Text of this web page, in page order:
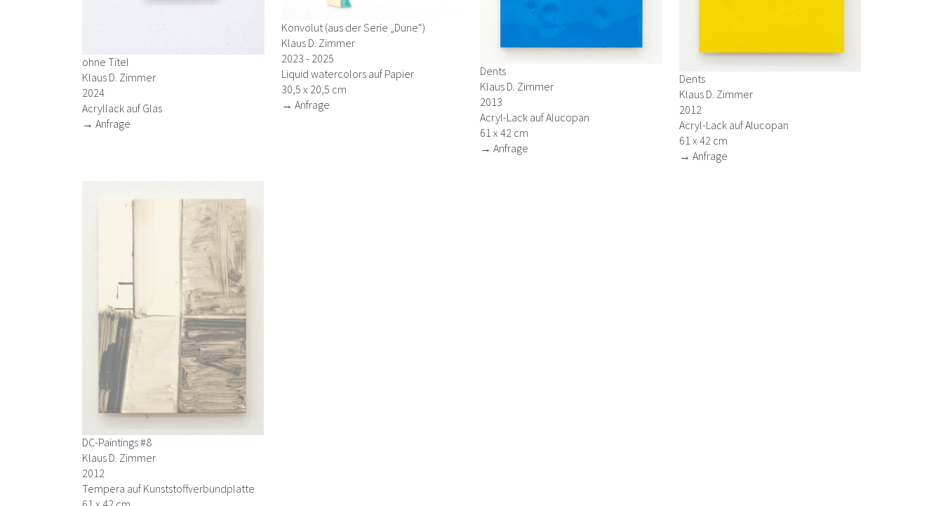
ohne Titel
Klaus D. Zimmer
2024
Acryllack auf Glas
→ Anfrage
Konvolut (aus der Serie „Dune“)
Klaus D. Zimmer
2023 - 2025
Liquid watercolors auf Papier
30,5 x 20,5 cm
→ Anfrage
Dents
Klaus D. Zimmer
2013
Acryl-Lack auf Alucopan
61 x 42 cm
→ Anfrage
Dents
Klaus D. Zimmer
2012
Acryl-Lack auf Alucopan
61 x 42 cm
→ Anfrage
DC-Paintings #8
Klaus D. Zimmer
2012
Tempera auf Kunststoffverbundplatte